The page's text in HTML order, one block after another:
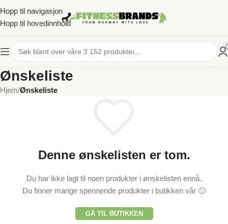
Hopp til navigasjon
Hopp til hovedinnhold
Ønskeliste
Hjem/Ønskeliste
Denne ønskelisten er tom.
Du har ikke lagt til noen produkter i ønskelisten ennå.
Du finner mange spennende produkter i butikken vår 🙂
GÅ TIL BUTIKKEN